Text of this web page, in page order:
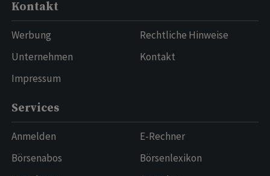
Kontakt
Werbung
Unternehmen
Impressum
Rechtliche Hinweise
Kontakt
Services
Anmelden
Börsenabos
E-Rechner
Börsenlexikon